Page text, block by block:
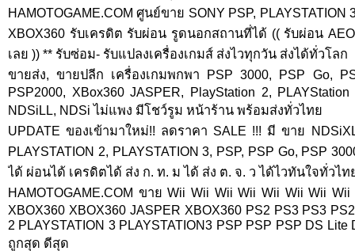
HAMOTOGAME.COM ศูนย์ขาย SONY PSP, PLAYSTATION
XBOX360 รับเครดิต รับผ่อน รูดนอกสถานที่ได้ (( รับผ่อน
เลย )) ** รับซ่อม- รับแปลงเครื่องเกมส์ ส่งไวทุกวัน ส่งได้ทั่วโลก
ขายส่ง, ขายปลีก เครื่องเกมพกพา PSP 3000, PSP Go,
PSP2000, XBox360 JASPER, PlayStation 2,
NDSiLL, NDSi ไม่แพง มีโชว์รูม หน้าร้าน พร้อมส่งทั่วไทย
UPDATE ของเข้ามาใหม่!! ลดราคา SALE !!! มี ขาย
PLAYSTATION 2, PLAYSTATION 3, PSP, PSP Go, PSP
ได้ ผ่อนได้ เครดิตได้ ส่ง ก. ท. ม ได้ ส่ง ต. จ. ว ได้ไวทันใจทั่วไ
HAMOTOGAME.COM ขาย Wii Wii Wii Wii Wii Wii Wii Wii
XBOX360 XBOX360 JASPER XBOX360 PS2 PS3 PS3
2 PLAYSTATION 3 PLAYSTATION3 PSP PSP PSP DS
ถูกสุด ดีสุด